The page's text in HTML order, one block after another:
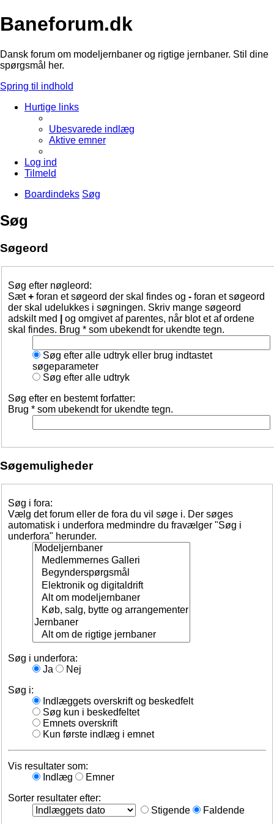
Baneforum.dk
Dansk forum om modeljernbaner og rigtige jernbaner. Stil dine
spørgsmål her.
Spring til indhold
Hurtige links
Ubesvarede indlæg
Aktive emner
Log ind
Tilmeld
Boardindeks Søg
Søg
Søgeord
Søg efter nøgleord:
Sæt+ foran et søgeord der skal findes og - foran et søgeord
der skal udelukkes i søgningen. Skriv mange søgeord
adskilt med
og omgivet af parentes, når blot et af ordene
skal findes. Brug * som ubekendt for ukendte tegn.
Søg efter alle udtryk eller brug indtastet
søgeparameter
Søg efter alle udtryk
Søg efter en bestemt forfatter:
Brug * som ubekendt for ukendte tegn.
Søgemuligheder
Søg i fora:
Vælg det forum eller de fora du vil søge i. Der søges
automatisk i underfora medmindre du fravælger "Søg i
underfora" herunder.
Søg i underfora:
Ja
Nej
Søg i:
Indlæggets overskrift og beskedfelt
Søg kun i beskedfeltet
Emnets overskrift
Kun første indlæg i emnet
Vis resultater som:
Indlæg
Emner
Sorter resultater efter:
Stigende
Faldende